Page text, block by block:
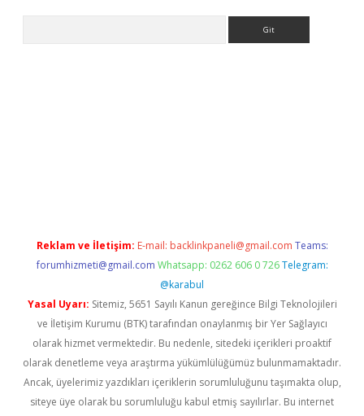
Reklam ve İletişim: E-mail: backlinkpaneli@gmail.com Teams:
forumhizmeti@gmail.com Whatsapp: 0262 606 0 726 Telegram:
@karabul
Yasal Uyarı: Sitemiz, 5651 Sayılı Kanun gereğince Bilgi Teknolojileri
ve İletişim Kurumu (BTK) tarafından onaylanmış bir Yer Sağlayıcı
olarak hizmet vermektedir. Bu nedenle, sitedeki içerikleri proaktif
olarak denetleme veya araştırma yükümlülüğümüz bulunmamaktadır.
Ancak, üyelerimiz yazdıkları içeriklerin sorumluluğunu taşımakta olup,
siteye üye olarak bu sorumluluğu kabul etmiş sayılırlar. Bu internet